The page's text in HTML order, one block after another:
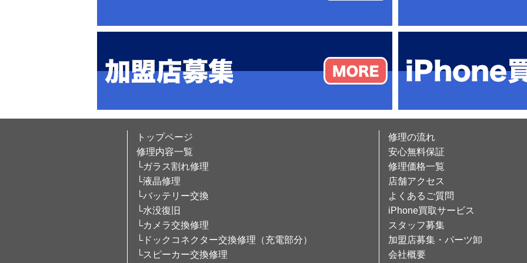
トップページ
修理内容一覧
└ガラス割れ修理
└液晶修理
└バッテリー交換
└水没復旧
└カメラ交換修理
└ドックコネクター交換修理（充電部分）
└スピーカー交換修理
修理の流れ
安心無料保証
修理価格一覧
店舗アクセス
よくあるご質問
iPhone買取サービス
スタッフ募集
加盟店募集・パーツ卸
会社概要